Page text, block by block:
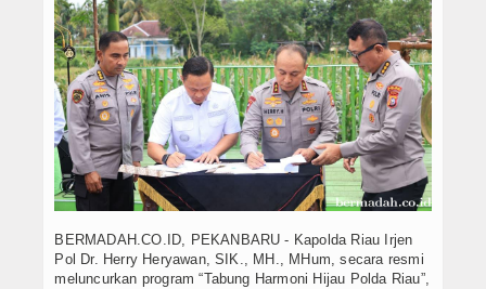
Politik
Berita Foto
Budaya & Pariwisata
Ekbis
BERMADAH.CO.ID, PEKANBARU - Kapolda Riau Irjen
Pol Dr. Herry Heryawan, SIK., MH., MHum, secara resmi
meluncurkan program “Tabung Harmoni Hijau Polda Riau”,